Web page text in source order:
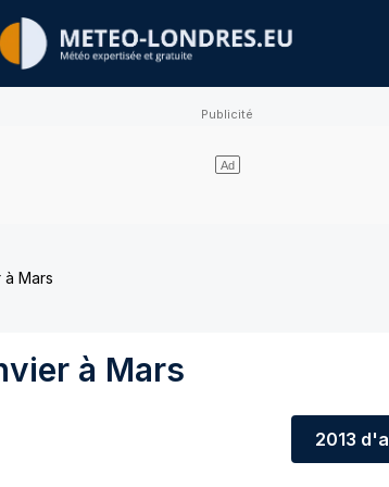
Mars
à Mars
2013